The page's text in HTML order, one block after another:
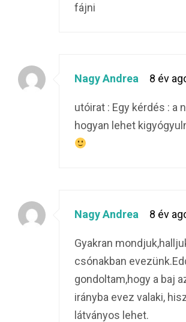
fájni
Nagy Andrea 8 év
utóirat : Egy kérdés : a
hogyan lehet
Nagy Andrea 8 év
Gyakran
csónakban
gondoltam,hogy a baj
irányba evez valaki,
látványos lehet.